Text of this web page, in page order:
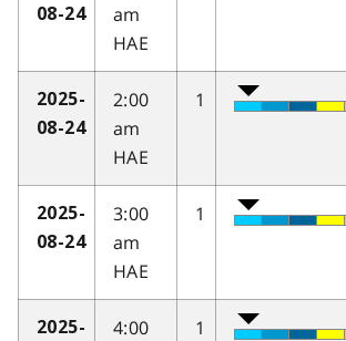
08-24
am
HAE
2025-
08-24
2:00
am
HAE
1
2025-
08-24
3:00
am
HAE
1
2025-
4:00
1